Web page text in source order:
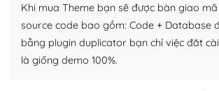
kiếm những cộng đồng WordPress, họ
lời, giải đáp vấn đề của bạn.
Cộng đồng sử dụng WordPress sẵn sàng
Khi mua Theme bạn sẽ được bàn giao mã
source code bao gồm: Code + Database
bằng plugin duplicator bạn chỉ việc đăt
là giống demo 100%.